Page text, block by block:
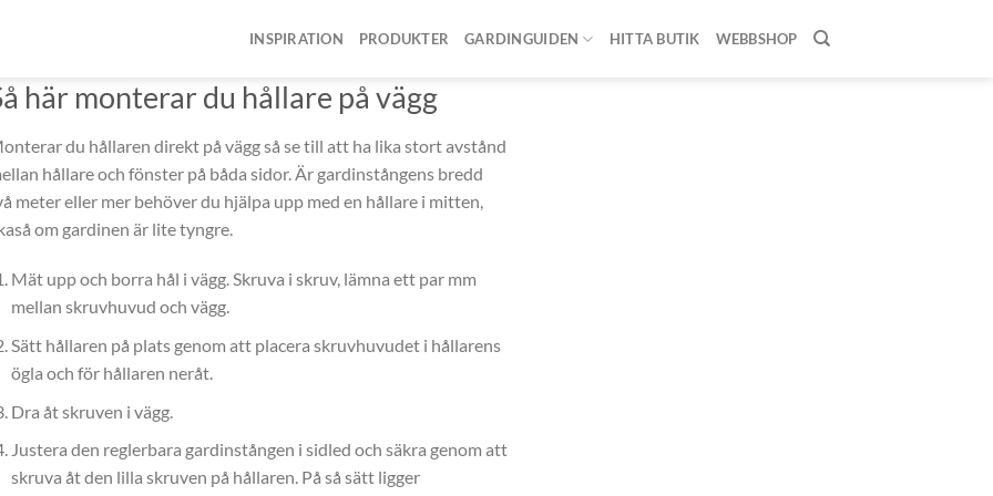
INSPIRATION PRODUKTER GARDINGUIDEN HITTA BUTIK WEBBSHOP
här monterar du hållare på vägg
du hållaren direkt på vägg så se till att ha lika stort avstånd
hållare och fönster på båda sidor. Är gardinstångens bredd
meter eller mer behöver du hjälpa upp med en hållare i mitten,
om gardinen är lite tyngre.
Mät upp och borra hål i vägg. Skruva i skruv, lämna ett par mm
mellan skruvhuvud och vägg.
Sätt hållaren på plats genom att placera skruvhuvudet i hållarens
ögla och för hållaren neråt.
Dra åt skruven i vägg.
Justera den reglerbara gardinstången i sidled och säkra genom att
skruva åt den lilla skruven på hållaren. På så sätt ligger